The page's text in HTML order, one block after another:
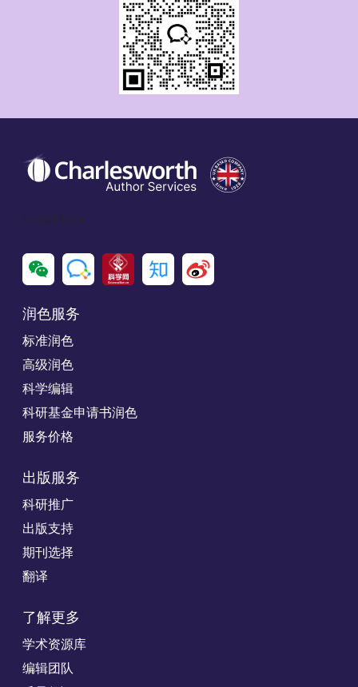
Social Icon
润色服务
标准润色
高级润色
科学编辑
科研基金申请书润色
服务价格
出版服务
科研推广
出版支持
期刊选择
翻译
了解更多
学术资源库
编辑团队